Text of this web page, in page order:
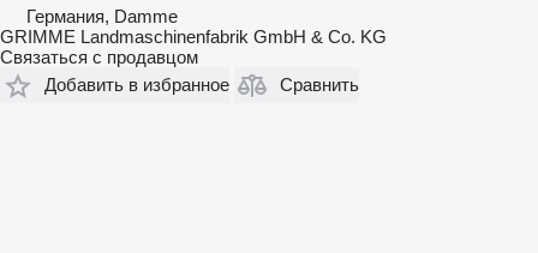
Германия, Damme
GRIMME Landmaschinenfabrik GmbH & Co. KG
Связаться с продавцом
Добавить в избранное
Сравнить